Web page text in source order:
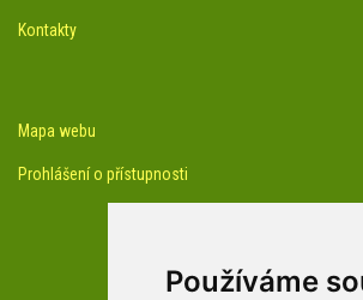
Používáme
Kontakty
Mapa webu
Prohlášení o přístupnosti